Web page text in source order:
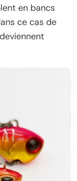
en bancs
ce cas de